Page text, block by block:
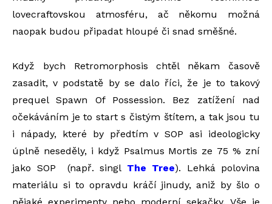
lovecraftovskou atmosféru, ač někomu možná
naopak budou připadat hloupé či snad směšné.
Když bych Retromorphosis chtěl někam časově
zasadit, v podstatě by se dalo říci, že je to takový
prequel Spawn Of Possession. Bez zatížení nad
očekáváním je to start s čistým štítem, a tak jsou tu
i nápady, které by předtím v SOP asi ideologicky
úplně neseděly, i když Psalmus Mortis ze 75 % zní
jako SOP
(např. singl The Tree). Lehká polovina
materiálu si to opravdu kráčí jinudy, aniž by šlo o